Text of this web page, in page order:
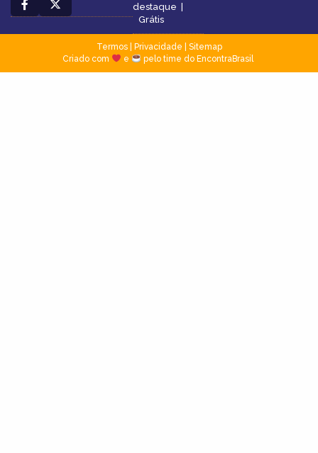
destaque |
Grátis
Termos| Privacidade
Sitemap
Criado com
e pelo time do EncontraBrasil